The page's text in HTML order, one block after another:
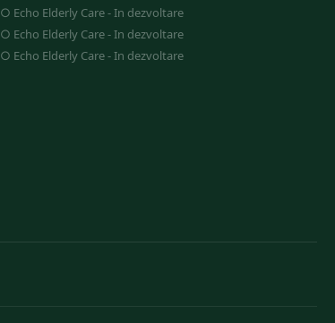
○ Echo Elderly Care-In dezvoltare
○ Echo Elderly Care-In dezvoltare
○ Echo Elderly Care-In dezvoltare